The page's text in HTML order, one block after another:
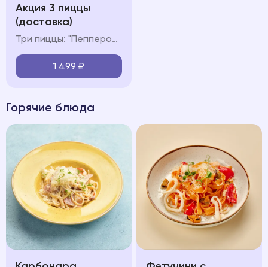
Акция 3 пиццы
(доставка)
Три пиццы: "Пепперони", "Карбонара" и "Ветчина-Грибы"
1 499 ₽
Горячие блюда